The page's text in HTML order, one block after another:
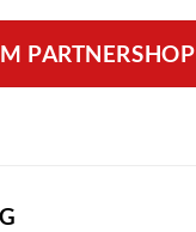
PARTNERSHOP